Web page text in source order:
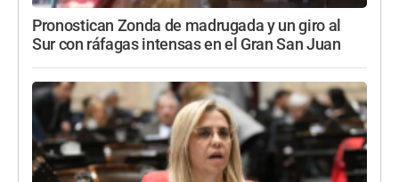
Pronostican Zonda de madrugada y un giro al
Sur con ráfagas intensas en el Gran San Juan